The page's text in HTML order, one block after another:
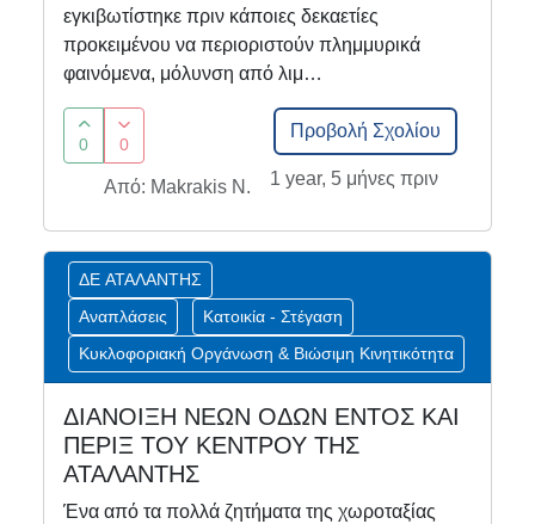
εγκιβωτίστηκε πριν κάποιες δεκαετίες
προκειμένου να περιοριστούν πλημμυρικά
φαινόμενα, μόλυνση από λιμ…
0 0
Προβολή Σχολίου
1 year, 5 μήνες πριν
Από: Makrakis N.
ΔΕ ΑΤΑΛΑΝΤΗΣ
Αναπλάσεις
Κατοικία - Στέγαση
Κυκλοφοριακή Οργάνωση & Βιώσιμη Κινητικότητα
ΔΙΑΝΟΙΞΗ ΝΕΩΝ ΟΔΩΝ ΕΝΤΟΣ ΚΑΙ
ΠΕΡΙΞ ΤΟΥ ΚΕΝΤΡΟΥ ΤΗΣ
ΑΤΑΛΑΝΤΗΣ
Ένα από τα πολλά ζητήματα της χωροταξίας